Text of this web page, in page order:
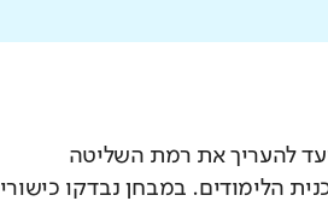
להעריך את רמת השליטה
הלימודים. במבחן נבדקו כישורי